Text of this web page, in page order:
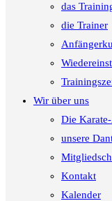
das
die Trainer
Wir über uns
Die
unsere
Kontakt
Kalender